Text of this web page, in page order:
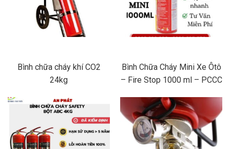
Bình chữa cháy khí CO2
24kg
Bình Chữa Cháy Mini Xe Ôtô
– Fire Stop 1000 ml – PCCC